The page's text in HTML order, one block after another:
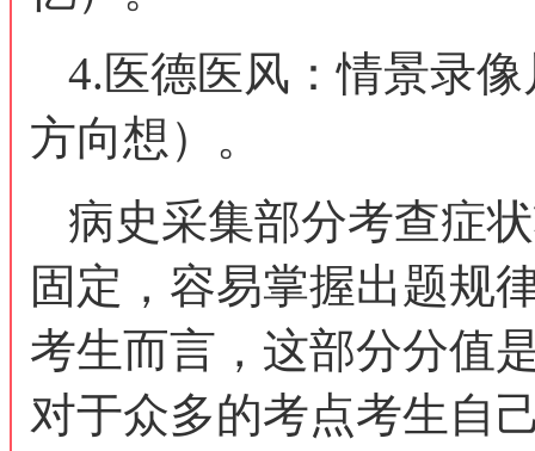
4.医德医风：情景录
方向想）。
病史采集部分考查症
固定，容易掌握出题规
考生而言，这部分分值
对于众多的考点考生自